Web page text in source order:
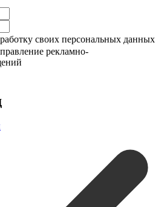
своих персональных данных
рекламно-